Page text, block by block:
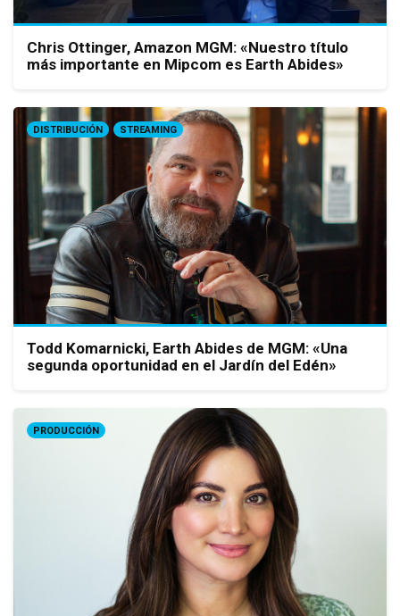
Chris Ottinger, Amazon MGM: «Nuestro título
más importante en Mipcom es Earth Abides»
DISTRIBUCIÓN STREAMING
Todd Komarnicki, Earth Abides de MGM: «Una
segunda oportunidad en el Jardín del Edén»
PRODUCCIÓN